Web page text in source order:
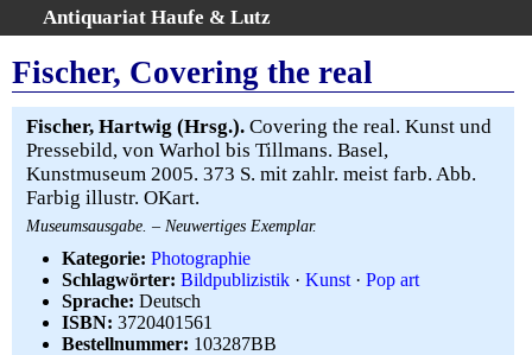
Antiquariat Haufe & Lutz
Home
Gesamtbestand
Erweiterte Suche
Kategorien
Schlagwörter
AGB
Widerruf
Über uns
Fischer, Covering the real
Fischer, Hartwig (Hrsg.). Covering the real. Kunst und
Pressebild, von Warhol bis Tillmans. Basel,
Kunstmuseum 2005. 373 S. mit zahlr. meist farb. Abb.
Farbig illustr. OKart.
Museumsausgabe. – Neuwertiges Exemplar.
Kategorie: Photographie
Schlagwörter: Bildpublizistik · Kunst · Pop art
Sprache: Deutsch
ISBN: 3720401561
Bestellnummer: 103287BB